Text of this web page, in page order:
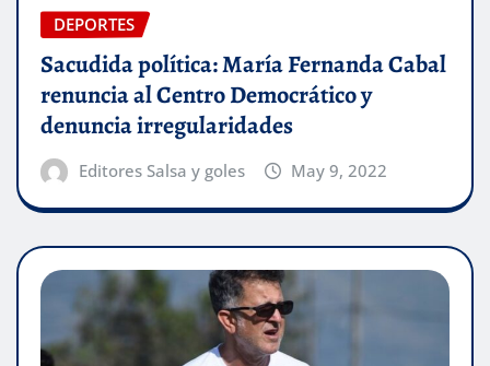
DEPORTES
Sacudida política: María Fernanda Cabal
renuncia al Centro Democrático y
denuncia irregularidades
Editores Salsa y goles May 9, 2022